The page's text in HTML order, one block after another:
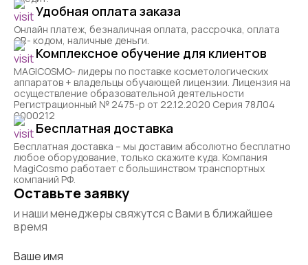
Удобная оплата заказа
Онлайн платеж, безналичная оплата, рассрочка, оплата
QR- кодом, наличные деньги.
Комплексное обучение для клиентов
MAGICOSMO- лидеры по поставке косметологических
аппаратов + владельцы обучающей лицензии. Лицензия на
осуществление образовательной деятельности
Регистрационный № 2475-р от 22.12.2020 Серия 78Л04
0000212
Бесплатная доставка
Бесплатная доставка – мы доставим абсолютно бесплатно
любое оборудование, только скажите куда. Компания
MagiCosmo работает с большинством транспортных
компаний РФ.
Оставьте заявку
и наши менеджеры свяжутся с Вами в ближайшее
время
Ваше имя